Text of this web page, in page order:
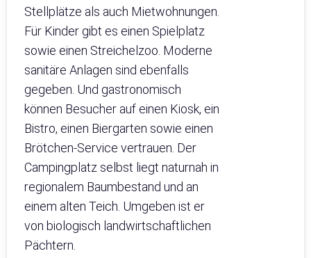
Stellplätze als auch Mietwohnungen.
Für Kinder gibt es einen Spielplatz
sowie einen Streichelzoo. Moderne
sanitäre Anlagen sind ebenfalls
gegeben. Und gastronomisch
können Besucher auf einen Kiosk, ein
Bistro, einen Biergarten sowie einen
Brötchen-Service vertrauen. Der
Campingplatz selbst liegt naturnah in
regionalem Baumbestand und an
einem alten Teich. Umgeben ist er
von biologisch landwirtschaftlichen
Pächtern.